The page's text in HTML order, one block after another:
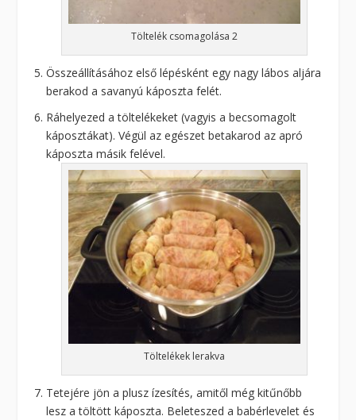
Töltelék csomagolása 2
Összeállításához első lépésként egy nagy lábos aljára
berakod a savanyú káposzta felét.
Ráhelyezed a töltelékeket (vagyis a becsomagolt
káposztákat). Végül az egészet betakarod az apró
káposzta másik felével.
Töltelékek lerakva
Tetejére jön a plusz ízesítés, amitől még kitűnőbb
lesz a töltött káposzta. Beleteszed a babérlevelet és